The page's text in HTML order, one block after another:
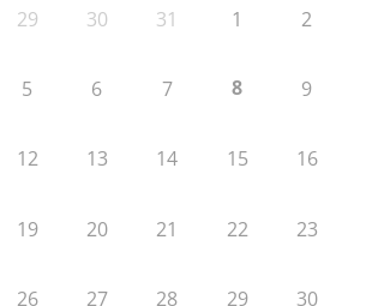
29 30 31 1 2
5 6 7 8 9
12 13 14 15 16
19 20 21 22 23
26 27 28 29 30